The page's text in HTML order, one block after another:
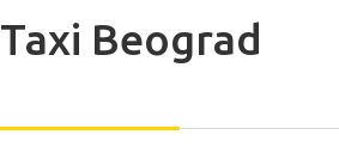
Taxi Beograd